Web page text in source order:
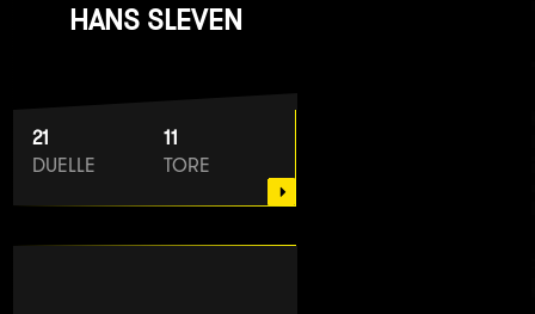
HANS SLEVEN
21
DUELLE
11
TORE